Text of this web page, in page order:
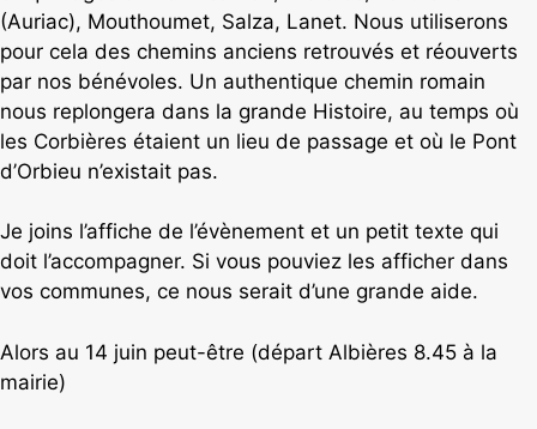
(Auriac), Mouthoumet, Salza, Lanet. Nous utiliserons
pour cela des chemins anciens retrouvés et réouverts
par nos bénévoles. Un authentique chemin romain
nous replongera dans la grande Histoire, au temps où
les Corbières étaient un lieu de passage et où le Pont
d’Orbieu n’existait pas.
Je joins l’affiche de l’évènement et un petit texte qui
doit l’accompagner. Si vous pouviez les afficher dans
vos communes, ce nous serait d’une grande aide.
Alors au 14 juin peut-être (départ Albières 8.45 à la
mairie)